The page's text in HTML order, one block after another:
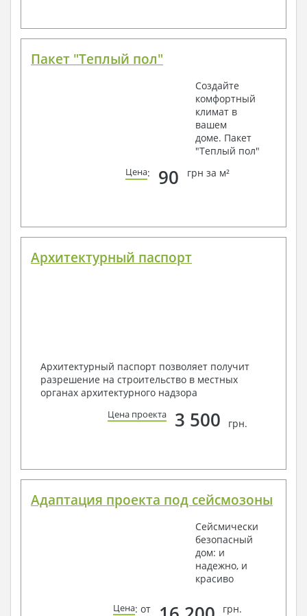
Пакет "Теплый пол"
Создайте
комфортный
климат в
вашем
доме. Пакет
"Теплый пол"
Цена: 90 грн за м²
Архитектурный паспорт
Архитектурный паспорт позволяет получит
разрешение на строительство в местных
органах архитектурного надзора
Цена проекта 3 500 грн.
Адаптация проекта под сейсмозоны
Сейсмически
безопасный
дом: и
надежно, и
красиво
Цена: от грн.